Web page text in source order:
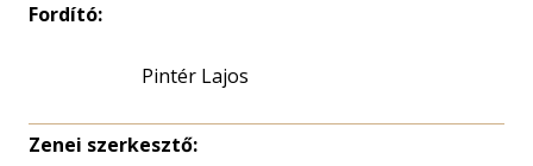
Fordító:
Pintér Lajos
Zenei szerkesztő: